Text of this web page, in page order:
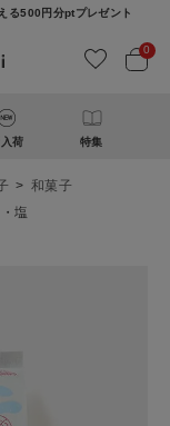
る500円分ptプレゼント
0
荷 特集
和菓子
塩